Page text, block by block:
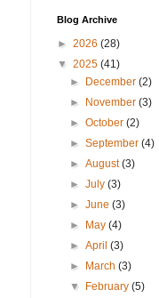
Blog Archive
► 2026 (28)
▼ 2025 (41)
► December(2)
► November(3)
►October(2)
►September(4)
►August(3)
►July(3)
►June(3)
► May(4)
►April(3)
► March(3)
▼ February(5)